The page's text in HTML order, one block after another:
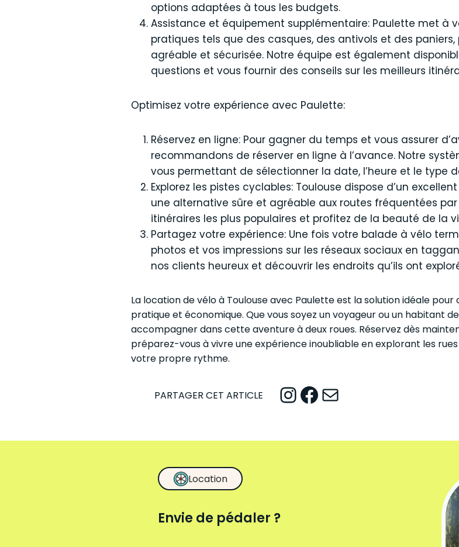
options adaptées à tous les budgets.
Assistance et équipement supplémentaire: Paulette met à
pratiques tels que des casques, des antivols et des
agréable et sécurisée. Notre équipe est également
questions et vous fournir des conseils sur les meilleurs
Optimisez votre expérience avec Paulette:
Réservez en ligne: Pour gagner du temps et vous assurer
recommandons de réserver en ligne à l’avance. Notre
vous permettant de sélectionner la date, l’heure et le type
Explorez les pistes cyclables: Toulouse dispose d’un
une alternative sûre et agréable aux routes fréquentées par
itinéraires les plus populaires et profitez de la beauté de la
Partagez votre expérience: Une fois votre balade à vélo
photos et vos impressions sur les réseaux sociaux en
nos clients heureux et découvrir les endroits qu’ils ont
La location de vélo à Toulouse avec Paulette est la solution idéale
pratique et économique. Que vous soyez un voyageur ou un habitant
accompagner dans cette aventure à deux roues. Réservez dès
préparez-vous à vivre une expérience inoubliable en explorant les
votre propre rythme.
PARTAGER CET ARTICLE InstagramFacebook Mail
Location
Envie de pédaler ?